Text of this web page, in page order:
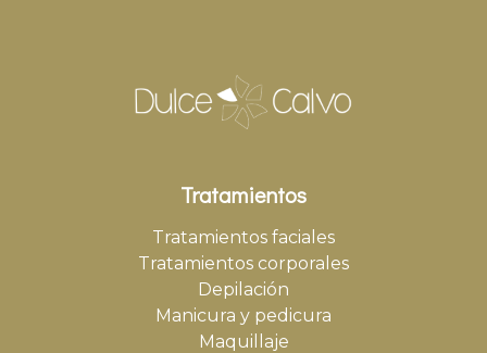
Tratamientos
Tratamientos faciales
Tratamientos corporales
Depilación
Manicura y pedicura
Maquillaje